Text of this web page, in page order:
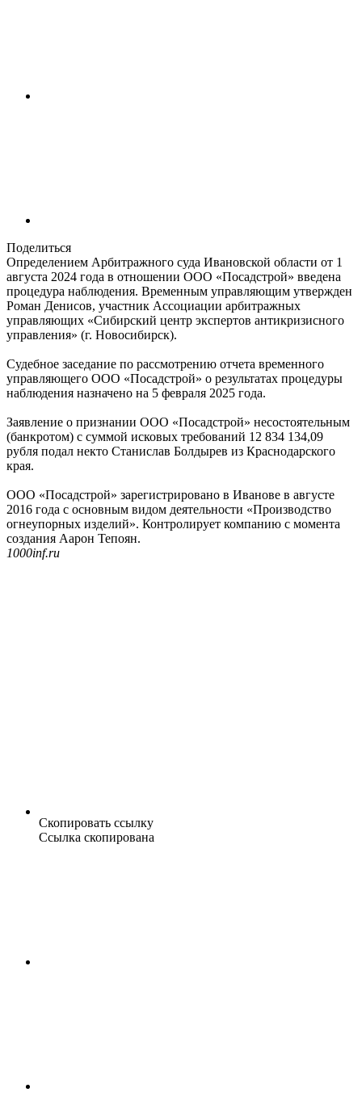
Поделиться
Определением Арбитражного суда Ивановской области от 1
августа 2024 года в отношении ООО «Посадстрой» введена
процедура наблюдения. Временным управляющим утвержден
Роман Денисов, участник Ассоциации арбитражных
управляющих «Сибирский центр экспертов антикризисного
управления» (г. Новосибирск).
Судебное заседание по рассмотрению отчета временного
управляющего ООО «Посадстрой» о результатах процедуры
наблюдения назначено на 5 февраля 2025 года.
Заявление о признании ООО «Посадстрой» несостоятельным
(банкротом) с суммой исковых требований 12 834 134,09
рубля подал некто Станислав Болдырев из Краснодарского
края.
ООО «Посадстрой» зарегистрировано в Иванове в августе
2016 года с основным видом деятельности «Производство
огнеупорных изделий». Контролирует компанию с момента
создания Аарон Тепоян.
1000inf.ru
Скопировать ссылку
Ссылка скопирована